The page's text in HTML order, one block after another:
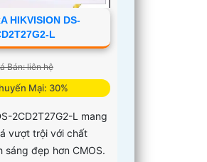
HIKVISION DS-
L
Bán: liên hệ
Mại: 30%
2CD2T27G2-L mang
vượt trội với chất
sáng đẹp hơn CMOS.